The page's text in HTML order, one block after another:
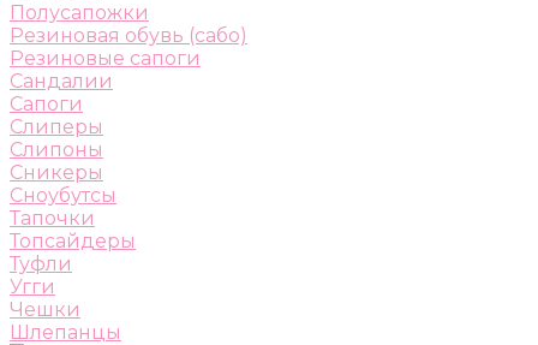
Полусапожки
Резиновая обувь (сабо)
Резиновые сапоги
Сандалии
Сапоги
Слиперы
Слипоны
Сникеры
Сноубутсы
Тапочки
Топсайдеры
Туфли
Угги
Чешки
Шлепанцы